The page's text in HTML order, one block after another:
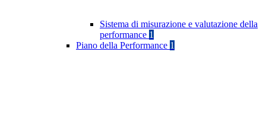
Sistema di misurazione e valutazione della
performance 1
Piano della Performance 1